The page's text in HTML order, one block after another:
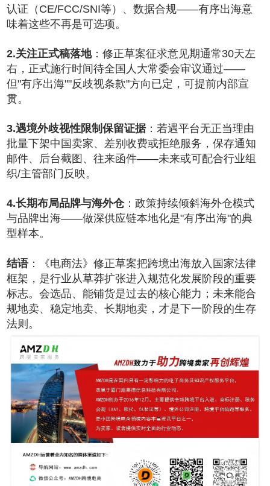
认证（CE/FCC/SNI等）、数据合规——有序出海意
味着这些不再是可选项。
2.关注正式稿落地：修正草案征求意见期通常30天左
右，正式施行时间待全国人大常委会审议通过——
但"有序出海""反歧视条款"方向已定，可提前内部宣
贯。
3.遇境外歧视性限制保留证据：若遇平台无正当理由
批量下架中国卖家、差别收费或拒绝服务，保存通知
邮件、后台截图、往来函件——未来或可配合行业组
织/主管部门反映。
4.长期布局品牌与海外仓：政策持续倾斜海外仓模式
与品牌出海——做深供应链本地化是"有序出海"的典
型样本。
结语：《电商法》修正草案把跨境出海放入国家法律
框架，是行业从草莽扩张进入规范化发展阶段的重要
标志。会选品、能铺货是过去的核心能力；未来能合
规地卖、稳定地卖、长期地卖，才是下一阶段的生存
法则。